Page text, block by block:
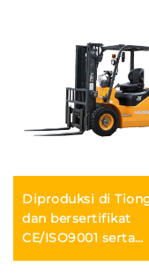
Diproduksi di
dan bersertifikat
CE/ISO9001 serta
penjualan